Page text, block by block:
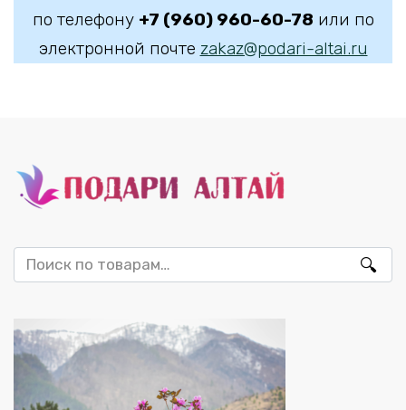
по телефону +7 (960) 960-60-78 или по
электронной почте zakaz@podari-altai.ru
Искать: